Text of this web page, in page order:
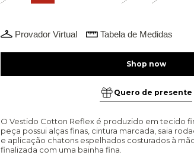
Provador Virtual Tabela de Medidas
Quero de presente
O Vestido Cotton Reflex é produzido em tecido
peça possui alças finas, cintura marcada, saia
e aplicação chatons espelhados costurados à
finalizada com uma bainha fina.